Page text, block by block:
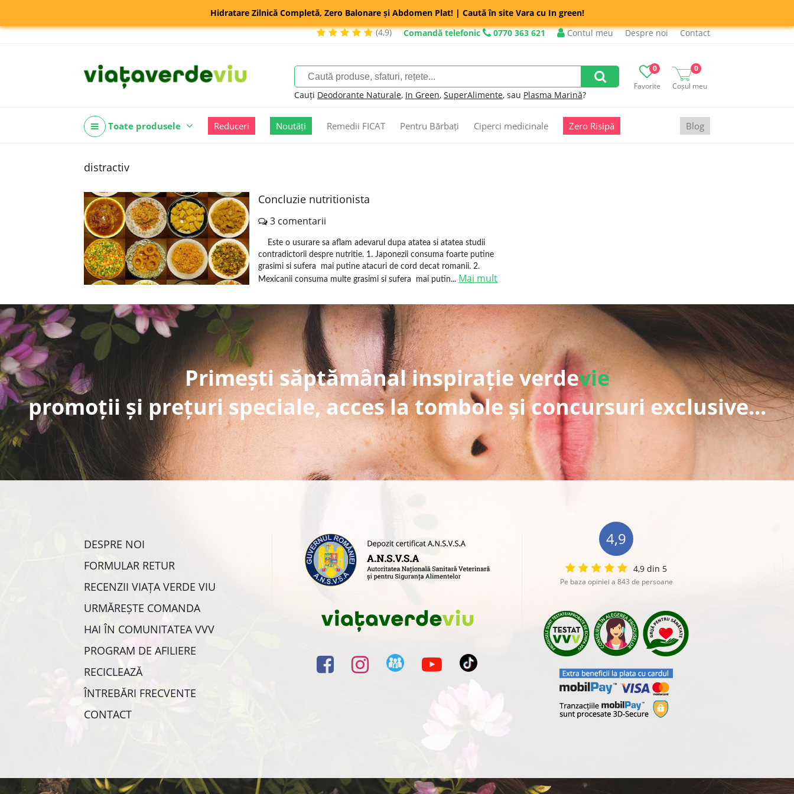
Hidratare Zilnică Completă, Zero Balonare și Abdomen Plat! | Caută în site Vara cu In green!
(4,9)
Comandă telefonic 0770 363 621 Contul meu Despre noi Contact
Favorite
0
Coșul meu
0
Cauți Deodorante Naturale, In Green, SuperAlimente, sau Plasma Marină?
Toate produsele Reduceri Noutăți Remedii FICAT Pentru Bărbați Ciperci medicinale Zero Risipă Blog
distractiv
Concluzie nutritionista
3 comentarii
Este o usurare sa aflam adevarul dupa atatea si atatea studii
contradictorii despre nutritie. 1. Japonezii consuma foarte putine
grasimi si sufera mai putine atacuri de cord decat romanii. 2.
Mexicanii consuma multe grasimi si sufera mai putin... Mai mult
Primești săptămânal inspirație verdevie
promoții și prețuri speciale, acces la tombole și concursuri exclusive...
DESPRE NOI
FORMULAR RETUR
RECENZII VIAȚA VERDE VIU
URMĂREȘTE COMANDA
HAI ÎN COMUNITATEA VVV
PROGRAM DE AFILIERE
RECICLEAZĂ
ÎNTREBĂRI FRECVENTE
CONTACT
4,9
4,9 din 5
Pe baza opiniei a 843 de persoane